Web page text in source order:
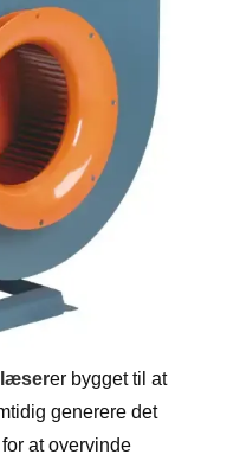
er bygget til at
generere det
at overvinde